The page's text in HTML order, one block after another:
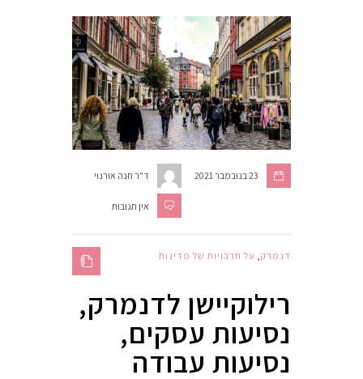
ד"ר חנה אורנוי 23 בנובמבר 2021
אין תגובות
דנמרק, על תרבויות של מדינות
רילוקיישן לדנמרק,
נסיעות עסקים,
נסיעות עבודה